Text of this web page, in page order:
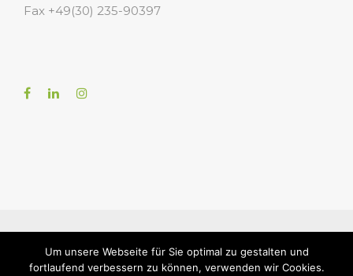
Fax +49(30) 235-90397
Conditions
Payment Shipping
Um unsere Webseite für Sie optimal zu gestalten und
fortlaufend verbessern zu können, verwenden wir Cookies.